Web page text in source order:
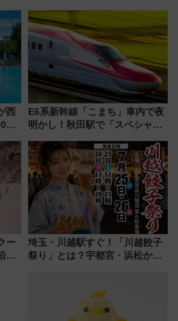
会
にオーダーメイド型の宿泊プラ
ンが誕生！
西
周
所
E6系新幹線「こまち」車内で夜
明かし！秋田駅で「スペシャル
法は？
ー
岸
訪
埼玉・川越駅すぐ！「川越餃子
祭り」とは？宇都宮・浜松から